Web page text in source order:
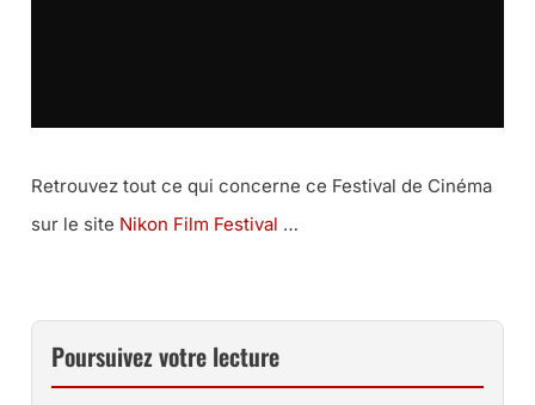
Retrouvez tout ce qui concerne ce Festival de Cinéma
sur le site Nikon Film Festival …
Poursuivez votre lecture